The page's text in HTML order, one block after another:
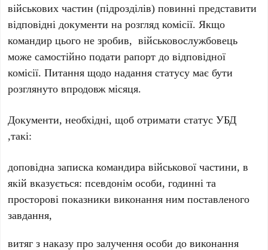
військових частин (підрозділів) повинні представити
відповідні документи на розгляд комісії. Якщо
командир цього не зробив, військовослужбовець
може самостійно подати рапорт до відповідної
комісії. Питання щодо надання статусу має бути
розглянуто впродовж місяця.
Документи, необхідні, щоб отримати статус УБД
,такі:
доповідна записка командира військової частини, в
якій вказується: псевдонім особи, годинні та
просторові показники виконання ним поставленого
завдання,
витяг з наказу про залучення особи до виконання